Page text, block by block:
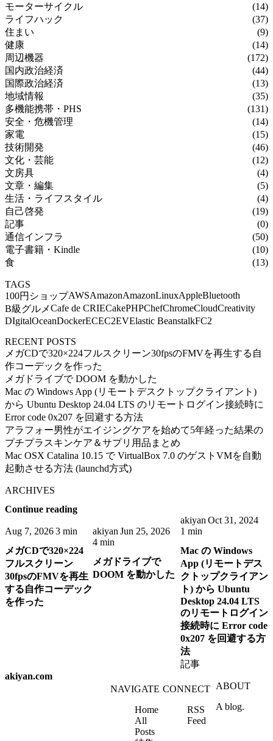
モーターサイクル
(14)
ライフハック
(37)
住まい
(9)
健康
(14)
周辺機器
(172)
国内政治経済
(44)
国際政治経済
(13)
地域情報
(35)
多機能携帯・PHS
(131)
安全・危機管理
(14)
家電
(15)
技術開発
(46)
文化・芸能
(12)
文房具
(4)
文章・編集
(5)
生活・ライフスタイル
(4)
自己啓発
(19)
記事
(0)
通信インフラ
(50)
電子書籍・Kindle
(10)
食
(13)
TAGS
100円ショップAWSAmazonAmazonLinuxAppleBluetooth
B級グルメCafe de CRIECakePHPChefChromeCloudCreativity
DIgitalOceanDockerECEC2EVElastic BeanstalkFC2
RECENT POSTS
メガCDで320×224フルスクリーン30fpsのFMVを再生する自
作コーデックを作った
メガドライブで DOOM を動かした
Mac の Windows App (リモートデスクトップクライアント)
から Ubuntu Desktop 24.04 LTS のリモートログイン接続時に
Error code 0x207 を回避する方法
アラフォー男性がエイジングケアを始めて5年経った結果の
プチプラスキンケア＆サプリ用品まとめ
Mac OSX Catalina 10.15 で VirtualBox 7.0 のゲストVMを自動
起動させる方法 (launchd方式)
ARCHIVES
Continue reading
Aug 7, 20263 min
メガCDで320×224
フルスクリーン
30fpsのFMVを再生
する自作コーデック
を作った
akiyan Jun 25, 2026
4 min
メガドライブで
DOOM を動かした
akiyan Oct 31, 2024
1 min
Mac の Windows
App (リモートデス
クトップクライアン
ト) から Ubuntu
Desktop 24.04 LTS
のリモートログイン
接続時に Error code
0x207 を回避する方
法
記事
akiyan.com
NAVIGATE
Home
All
Posts
CONNECT
RSS
Feed
ABOUT
A blog.